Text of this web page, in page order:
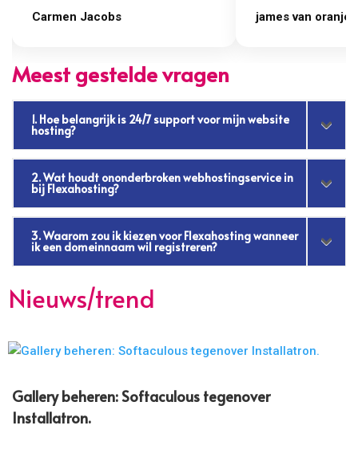
Carmen Jacobs james van oranje
Meest gestelde vragen
1. Hoe belangrijk is 24/7 support voor mijn website
hosting?
2. Wat houdt ononderbroken webhostingservice in
bij Flexahosting?
3. Waarom zou ik kiezen voor Flexahosting wanneer
ik een domeinnaam wil registreren?
Nieuws/trend
Gallery beheren: Softaculous tegenover
Installatron.​